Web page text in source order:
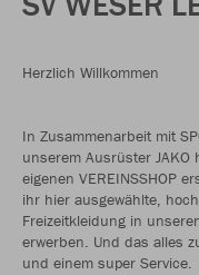
Herzlich Willkommen
In Zusammenarbeit mit
unserem Ausrüster JAKO
eigenen VEREINSSHOP
ihr hier ausgewählte,
Freizeitkleidung in
erwerben. Und das alles
und einem super Service.